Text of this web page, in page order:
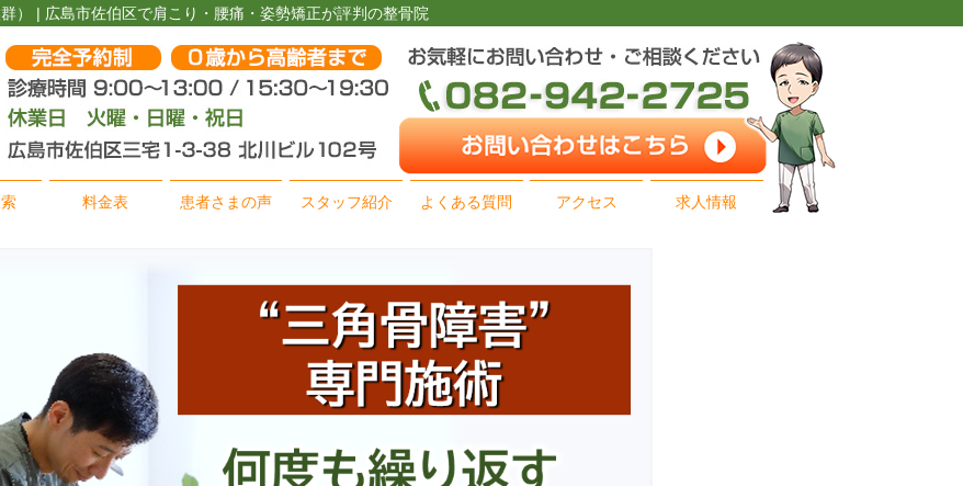
） | 広島市佐伯区で肩こり・腰痛・姿勢矯正が評判の整骨院
料金表 患者さまの声 スタッフ紹介 よくある質問 アクセス 求人情報